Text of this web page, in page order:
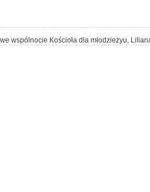
wspólnocie Kościoła dla młodzieżyu,